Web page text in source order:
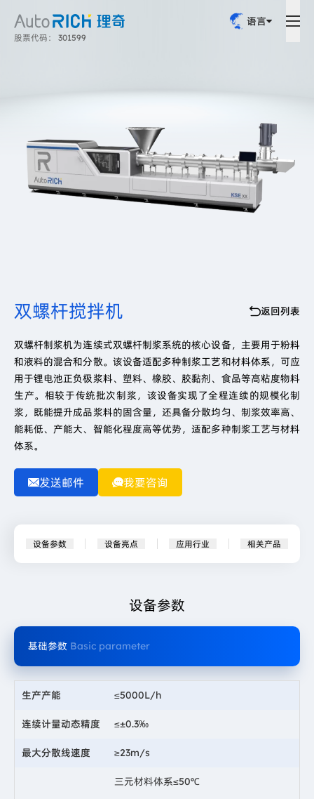
股票代码： 301599
语言
双螺杆搅拌机 返回列表
双螺杆制浆机为连续式双螺杆制浆系统的核心设备，主要用于粉料
和液料的混合和分散。该设备适配多种制浆工艺和材料体系，可应
用于锂电池正负极浆料、塑料、橡胶、胶黏剂、食品等高粘度物料
生产。相较于传统批次制浆，该设备实现了全程连续的规模化制
浆，既能提升成品浆料的固含量，还具备分散均匀、制浆效率高、
能耗低、产能大、智能化程度高等优势，适配多种制浆工艺与材料
体系。
发送邮件 我要咨询
设备参数 设备亮点 应用行业 相关产品
设备参数
基础参数 Basic parameter
生产产能 ≤5000L/h
连续计量动态精度 ≤±0.3‰
最大分散线速度 ≥23m/s
三元材料体系≤50℃